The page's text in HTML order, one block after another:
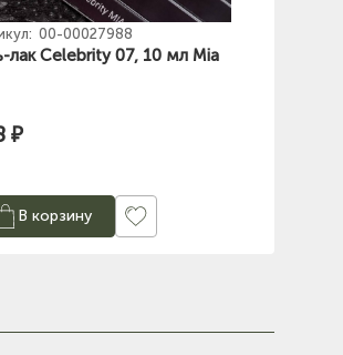
00-00027988
лак Celebrity 07, 10 мл Mia
₽
В корзину